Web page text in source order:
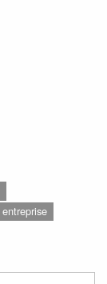
entreprise